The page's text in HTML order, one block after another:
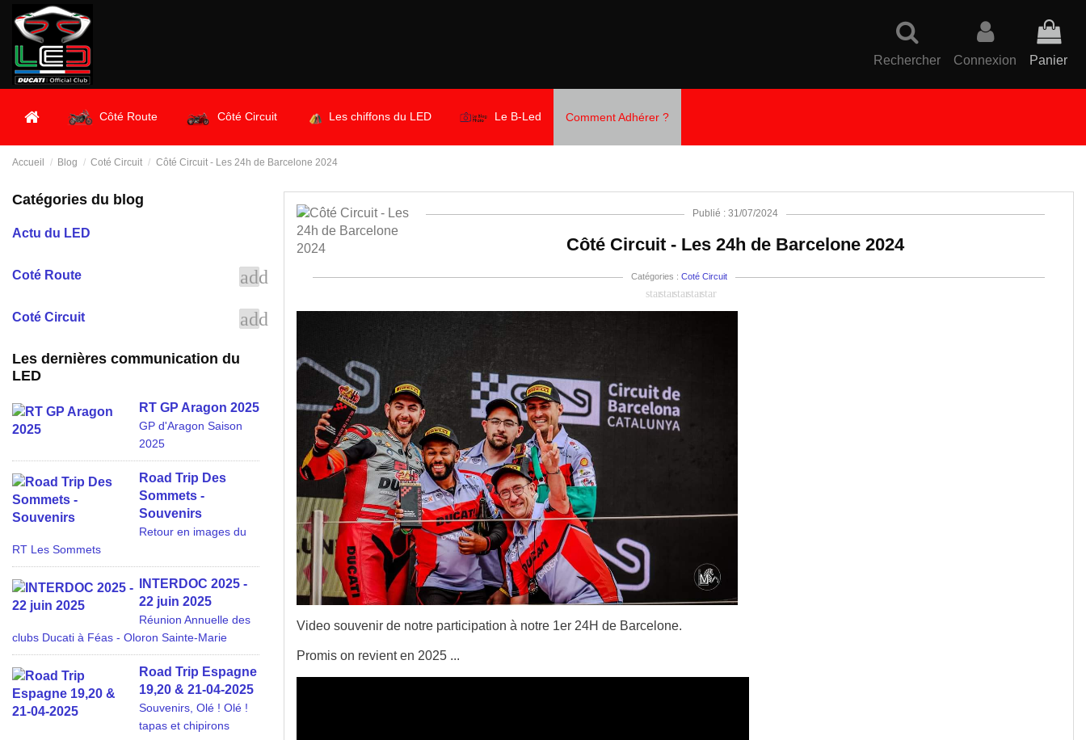
Rechercher Connexion Panier
Côté Route Côté Circuit Les chiffons du LED Le B-Led Comment Adhérer ?
Accueil Blog Coté Circuit Côté Circuit - Les 24h de Barcelone 2024
Publié : 31/07/2024
Côté Circuit - Les 24h de Barcelone 2024
Catégories : Coté Circuit
starstarstarstarstar
Video souvenir de notre participation à notre 1er 24H de Barcelone.
Promis on revient en 2025 ...
Catégories du blog
Actu du LED
Coté Route add
Coté Circuit add
Les dernières communication du
LED
RT GP Aragon 2025
GP d'Aragon Saison
2025
Road Trip Des
Sommets -
Souvenirs
Retour en images du
RT Les Sommets
INTERDOC 2025 -
22 juin 2025
Réunion Annuelle des
clubs Ducati à Féas - Oloron Sainte-Marie
Road Trip Espagne
19,20 & 21-04-2025
Souvenirs, Olé ! Olé !
tapas et chipirons